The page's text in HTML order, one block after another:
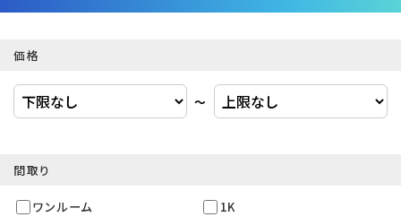
価格
〜
間取り
ワンルーム
1K